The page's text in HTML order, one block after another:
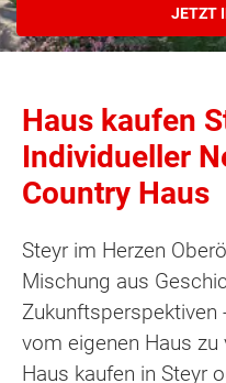
JETZT
Haus kaufen
Individueller
Country Haus
Steyr im Herzen
Mischung aus
Zukunftsperspektiven
vom eigenen Haus zu
Haus kaufen in Steyr